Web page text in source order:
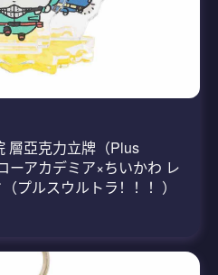
層亞克力立牌（Plus
ーアカデミア×ちいかわ レ
プルスウルトラ！！！）